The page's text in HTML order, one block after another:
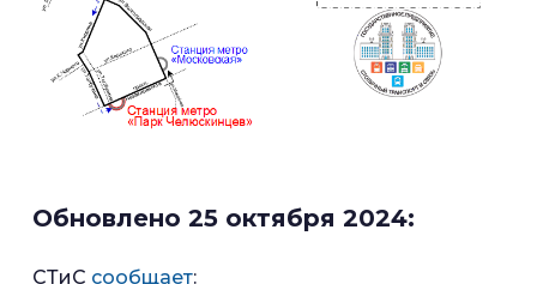
Обновлено 25 октября 2024:
СТиС сообщает: